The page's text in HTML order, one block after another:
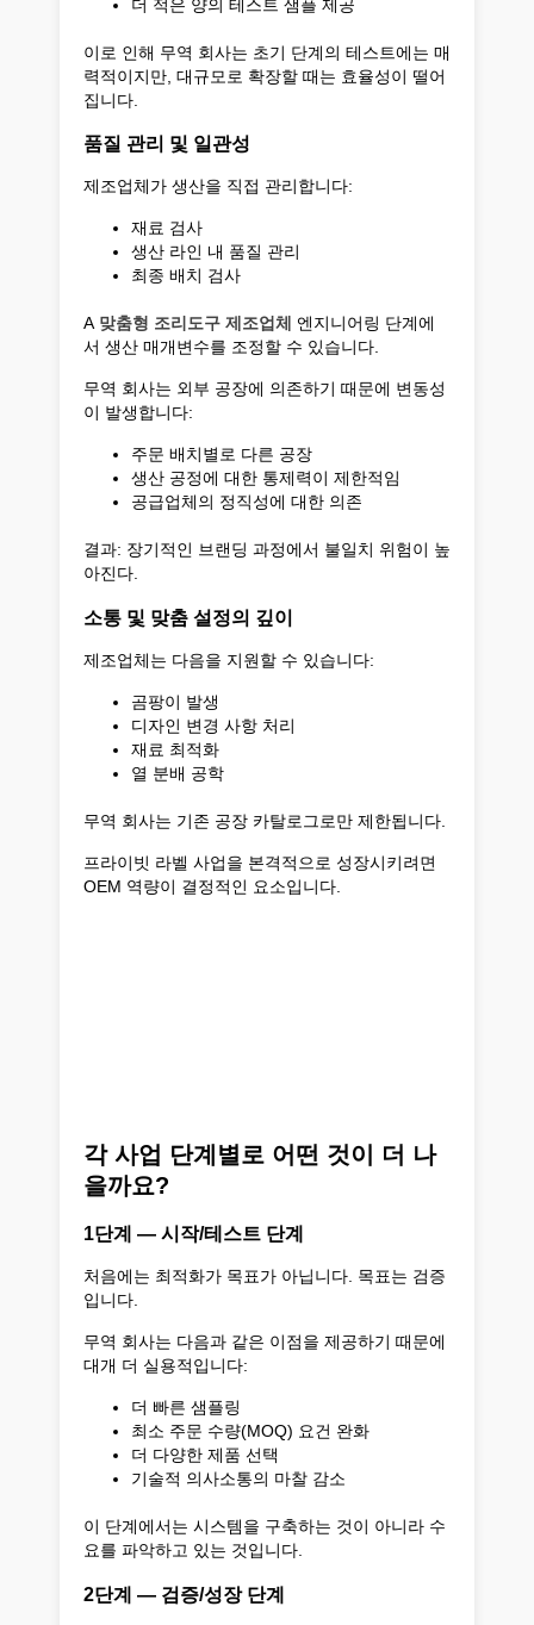
더 적은 양의 테스트 샘플 제공
이로 인해 무역 회사는 초기 단계의 테스트에는 매
력적이지만, 대규모로 확장할 때는 효율성이 떨어
집니다.
품질 관리 및 일관성
제조업체가 생산을 직접 관리합니다:
재료 검사
생산 라인 내 품질 관리
최종 배치 검사
A 맞춤형 조리도구 제조업체 엔지니어링 단계에
서 생산 매개변수를 조정할 수 있습니다.
무역 회사는 외부 공장에 의존하기 때문에 변동성
이 발생합니다:
주문 배치별로 다른 공장
생산 공정에 대한 통제력이 제한적임
공급업체의 정직성에 대한 의존
결과: 장기적인 브랜딩 과정에서 불일치 위험이 높
아진다.
소통 및 맞춤 설정의 깊이
제조업체는 다음을 지원할 수 있습니다:
곰팡이 발생
디자인 변경 사항 처리
재료 최적화
열 분배 공학
무역 회사는 기존 공장 카탈로그로만 제한됩니다.
프라이빗 라벨 사업을 본격적으로 성장시키려면
OEM 역량이 결정적인 요소입니다.
각 사업 단계별로 어떤 것이 더 나
을까요?
1단계 — 시작/테스트 단계
처음에는 최적화가 목표가 아닙니다. 목표는 검증
입니다.
무역 회사는 다음과 같은 이점을 제공하기 때문에
대개 더 실용적입니다:
더 빠른 샘플링
최소 주문 수량(MOQ) 요건 완화
더 다양한 제품 선택
기술적 의사소통의 마찰 감소
이 단계에서는 시스템을 구축하는 것이 아니라 수
요를 파악하고 있는 것입니다.
2단계 — 검증/성장 단계